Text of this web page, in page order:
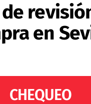
en
CHEQUEO